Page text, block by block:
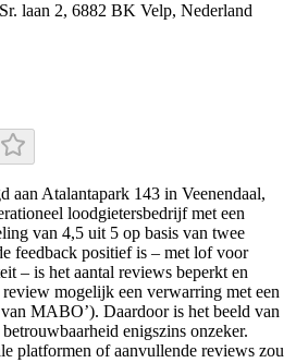
laan 2, 6882 BK Velp, Nederland
aan Atalantapark 143 in Veenendaal,
loodgietersbedrijf met een
van 4,5 uit 5 op basis van twee
feedback positief is – met lof voor
– is het aantal reviews beperkt en
mogelijk een verwarring met een
MABO’). Daardoor is het beeld van
enigszins onzeker.
platformen of aanvullende reviews zou